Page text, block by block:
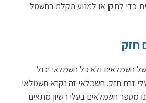
כדי לתקן או למנוע תקלת בחשמל
חזק
חשמלאים ולא כל חשמלאי יכול
זרם חזק. חשמלאי זה נקרא חשמלאי
מספר חשמלאים בעלי רשיון מתאים